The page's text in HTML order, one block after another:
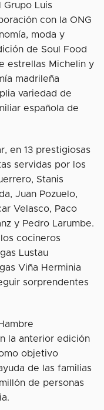
Grupo Luis
con la ONG
moda y
de Soul Food
estrellas Michelin y
madrileña
variedad de
española de
en 13 prestigiosas
servidas por los
Stanis
Juan Pozuelo,
Velasco, Paco
y Pedro Larumbe.
cocineros
Lustau
Viña Herminia
sorprendentes
la anterior edición
objetivo
de las familias
de personas